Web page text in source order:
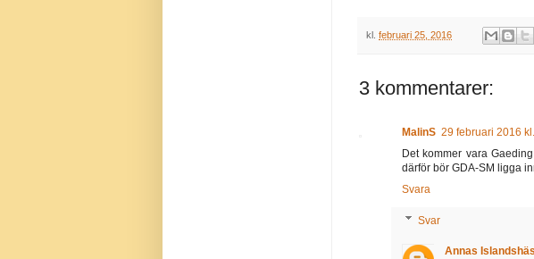
kl. februari 25, 2016
3 kommentarer:
MalinS 29 februari 2016
Det kommer vara
därför bör GDA-SM ligga
Svara
Svar
Annas